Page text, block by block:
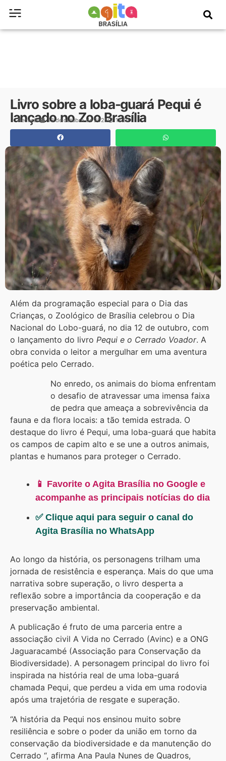
Livro sobre a loba-guará Pequi é
lançado no Zoo Brasília
Redação 13 de outubro de 2025 12:10
Além da programação especial para o Dia das
Crianças, o Zoológico de Brasília celebrou o Dia
Nacional do Lobo-guará, no dia 12 de outubro, com
o lançamento do livro Pequi e o Cerrado Voador. A
obra convida o leitor a mergulhar em uma aventura
poética pelo Cerrado.
No enredo, os animais do bioma enfrentam
o desafio de atravessar uma imensa faixa
de pedra que ameaça a sobrevivência da
fauna e da flora locais: a tão temida estrada. O
destaque do livro é Pequi, uma loba-guará que habita
os campos de capim alto e se une a outros animais,
plantas e humanos para proteger o Cerrado.
📱 Favorite o Agita Brasília no Google e
acompanhe as principais notícias do dia
✅ Clique aqui para seguir o canal do
Agita Brasília no WhatsApp
Ao longo da história, os personagens trilham uma
jornada de resistência e esperança. Mais do que uma
narrativa sobre superação, o livro desperta a
reflexão sobre a importância da cooperação e da
preservação ambiental.
A publicação é fruto de uma parceria entre a
associação civil A Vida no Cerrado (Avinc) e a ONG
Jaguaracambé (Associação para Conservação da
Biodiversidade). A personagem principal do livro foi
inspirada na história real de uma loba-guará
chamada Pequi, que perdeu a vida em uma rodovia
após uma trajetória de resgate e superação.
“A história da Pequi nos ensinou muito sobre
resiliência e sobre o poder da união em torno da
conservação da biodiversidade e da manutenção do
Cerrado “, afirma Ana Paula Nunes de Quadros,